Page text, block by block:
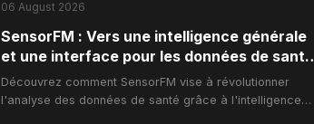
06 August 2026
SensorFM : Vers une intelligence générale
et une interface pour les données de santé
portables
Découvrez comment SensorFM vise à révolutionner
l'analyse des données de santé grâce à l'intelligence